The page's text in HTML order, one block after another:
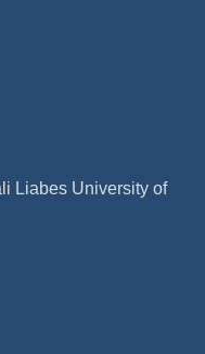
Liabes University of